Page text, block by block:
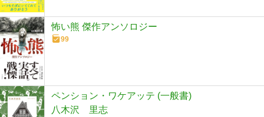
怖い熊 傑作アンソロジー
99
ペンション・ワケアッテ (一般書)
八木沢 里志